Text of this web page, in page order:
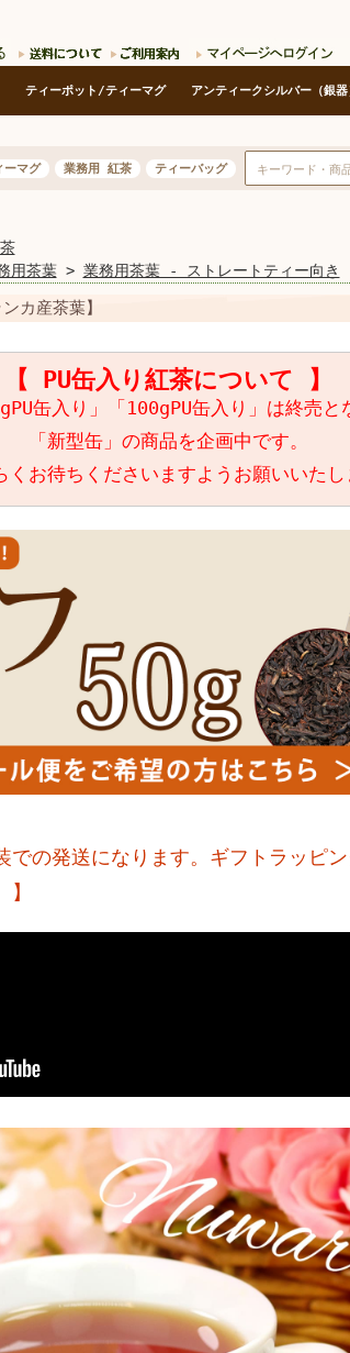
ティーポット/ティーマグ アンティークシルバー（銀器
ーマグ 業務用 紅茶 ティーバッグ
用茶葉> 業務用茶葉 - ストレートティー向き
カ産茶葉】
【 PU缶入り紅茶について 】
缶入り」「100gPU缶入り」は終売と
「新型缶」の商品を企画中です。
くお待ちくださいますようお願いいたし
での発送になります。ギフトラッピ